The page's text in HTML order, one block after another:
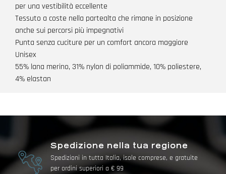
per una vestibilità eccellente
Tessuto a coste nella partealta che rimane in posizione
anche sui percorsi più impegnativi
Punta senza cuciture per un comfort ancora maggiore
Unisex
55% lana merino, 31% nylon di poliammide, 10% poliestere,
4% elastan
Spedizione nella tua regione
Spedizioni in tutta Italia, isole comprese, e gratuite
per ordini superiori a € 99